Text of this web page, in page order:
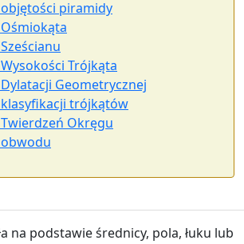
piramidy
Trójkąta
Geometrycznej
trójkątów
Okręgu
na podstawie średnicy, pola, łuku lub